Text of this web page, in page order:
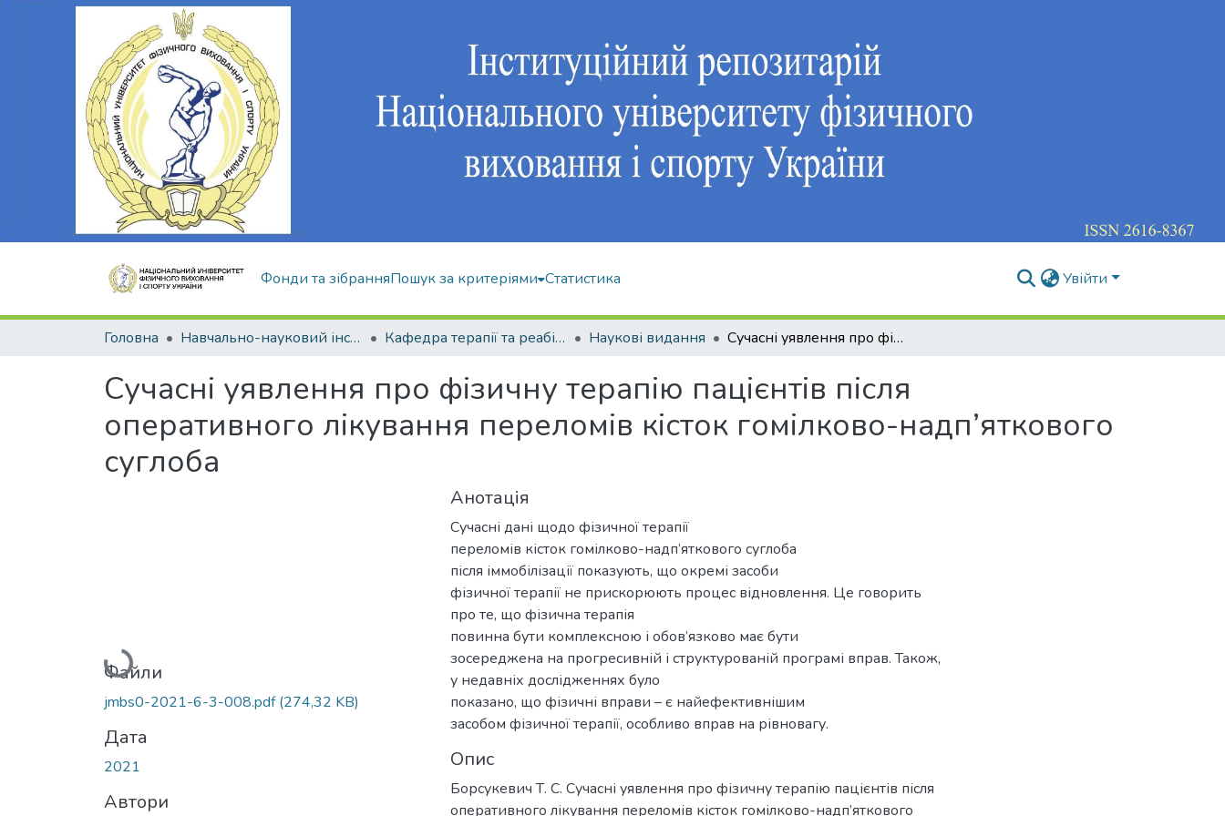
Фонди та зібранняПошук за критеріями Статистика Увійти
Головна Навчально-науковий інститут здоров'я, реабілітації та фізичного виховання Кафедра терапії та реабілітації Наукові видання Сучасні уявлення про фізичну терапію пацієнтів після оперативного лікування переломів кісток гомілково-надп’яткового суглоба
Сучасні уявлення про фізичну терапію пацієнтів після
оперативного лікування переломів кісток гомілково-надп’яткового
суглоба
Вантажиться...
Файли
jmbs0-2021-6-3-008.pdf(274,32 KB)
Дата
2021
Автори
Анотація
Сучасні дані щодо фізичної терапії
переломів кісток гомілково-надп’яткового суглоба
після іммобілізації показують, що окремі засоби
фізичної терапії не прискорюють процес відновлення. Це говорить
про те, що фізична терапія
повинна бути комплексною і обов’язково має бути
зосереджена на прогресивній і структурованій програмі вправ. Також,
у недавніх дослідженнях було
показано, що фізичні вправи – є найефективнішим
засобом фізичної терапії, особливо вправ на рівновагу.
Опис
Борсукевич Т. С. Сучасні уявлення про фізичну терапію пацієнтів після
оперативного лікування переломів кісток гомілково-надп’яткового